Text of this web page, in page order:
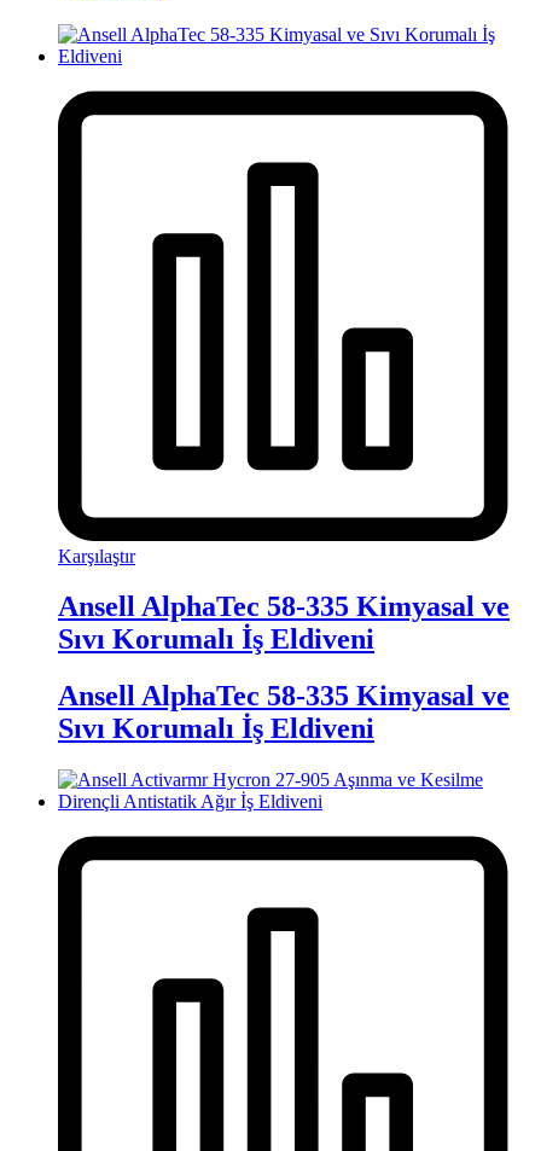
Karşılaştır
Ansell AlphaTec 58-335 Kimyasal ve
Sıvı Korumalı İş Eldiveni
Ansell AlphaTec 58-335 Kimyasal ve
Sıvı Korumalı İş Eldiveni